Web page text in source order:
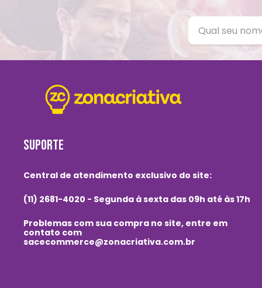
SUPORTE
Central de atendimento exclusivo do site:
(11) 2681-4020 - Segunda à sexta das 09h até às 17h
Problemas com sua compra no site, entre em
contato com
sacecommerce@zonacriativa.com.br